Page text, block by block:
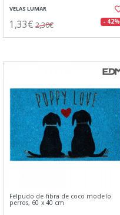
VELAS LUMAR
1,33€ 2,30€ - 42%
Felpudo de fibra de coco modelo
perros, 60 x 40 cm